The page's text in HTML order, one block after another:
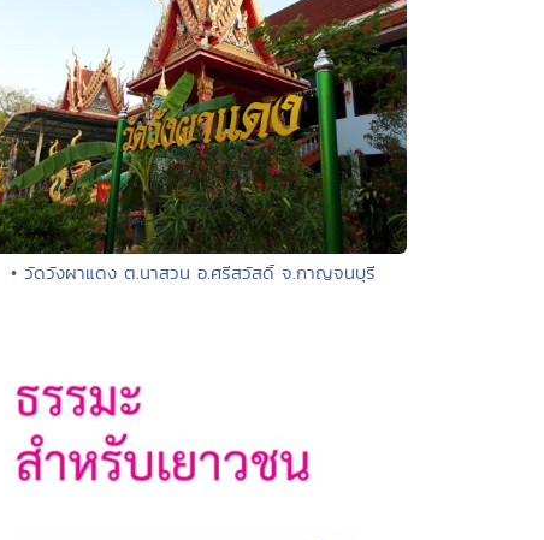
• วัดวังผาแดง ต.นาสวน อ.ศรีสวัสดิ์ จ.กาญจนบุรี